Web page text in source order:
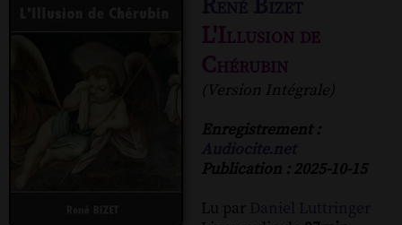
L'Illusion de
Chérubin
(Version Intégrale)
Enregistrement :
Publication : 2025-10-15
Lu par